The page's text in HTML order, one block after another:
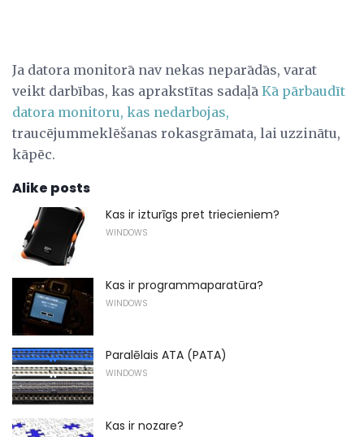
Ja datora monitorā nav nekas neparādās, varat
veikt darbības, kas aprakstītas sadaļā Kā pārbaudīt
datora monitoru, kas nedarbojas,
traucējummeklēšanas rokasgrāmata, lai uzzinātu,
kāpēc.
Alike posts
Kas ir izturīgs pret triecieniem?
WINDOWS
Kas ir programmaparatūra?
WINDOWS
Paralēlais ATA (PATA)
WINDOWS
Kas ir nozare?